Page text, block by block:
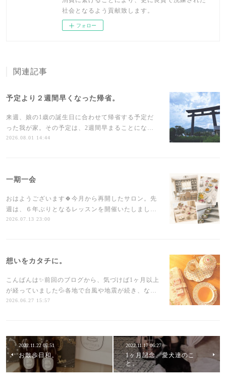
社会となるよう貢献致します。
フォロー
関連記事
予定より２週間早くなった帰省。
来週、娘の1歳の誕生日に合わせて帰省する予定だ
った我が家。その予定は、2週間早まることにな…
2026.08.01 14:44
一期一会
おはようございます🍀今月から再開したサロン。先
週は、６年ぶりとなるレッスンを開催いたしまし…
2026.07.13 23:00
想いをカタチに。
こんばんは✨前回のブログから、気づけば1ヶ月以上
が経っていました💦各地で台風や地震が続き、な…
2026.06.27 15:57
2022.11.22 07:51
お散歩日和。
2022.11.17 06:27
1ヶ月記念、愛犬達のこ
と。